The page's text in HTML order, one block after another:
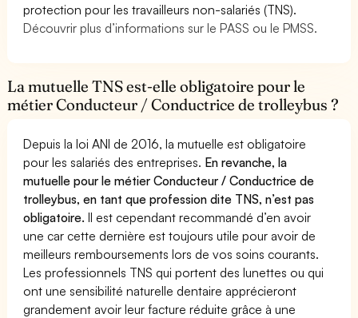
protection pour les travailleurs non-salariés (TNS).
Découvrir plus d’informations sur le PASS ou le PMSS.
La mutuelle TNS est-elle obligatoire pour le
métier Conducteur / Conductrice de trolleybus ?
Depuis la loi ANI de 2016, la mutuelle est obligatoire
pour les salariés des entreprises. En revanche, la
mutuelle pour le métier Conducteur / Conductrice de
trolleybus, en tant que profession dite TNS, n’est pas
obligatoire.Il est cependant recommandé d’en avoir
une car cette dernière est toujours utile pour avoir de
meilleurs remboursements lors de vos soins courants.
Les professionnels TNS qui portent des lunettes ou qui
ont une sensibilité naturelle dentaire apprécieront
grandement avoir leur facture réduite grâce à une